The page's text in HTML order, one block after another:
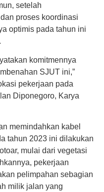
setelah
proses koordinasi
optimis pada tahun ini
komitmennya
SJUT ini,”
pekerjaan pada
Diponegoro, Karya
memindahkan kabel
tahun 2023 ini dilakukan
mulai dari vegetasi
pekerjaan
pelimpahan sebagian
milik jalan yang